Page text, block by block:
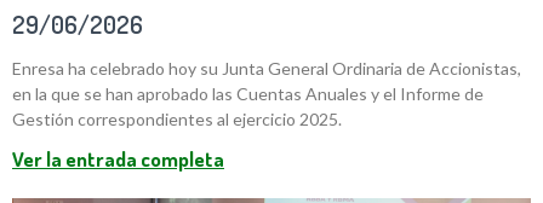
29/06/2026
Enresa ha celebrado hoy su Junta General Ordinaria de Accionistas,
en la que se han aprobado las Cuentas Anuales y el Informe de
Gestión correspondientes al ejercicio 2025.
Ver la entrada completa